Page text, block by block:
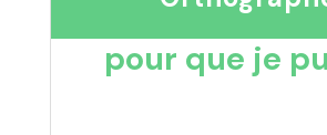
pour que je